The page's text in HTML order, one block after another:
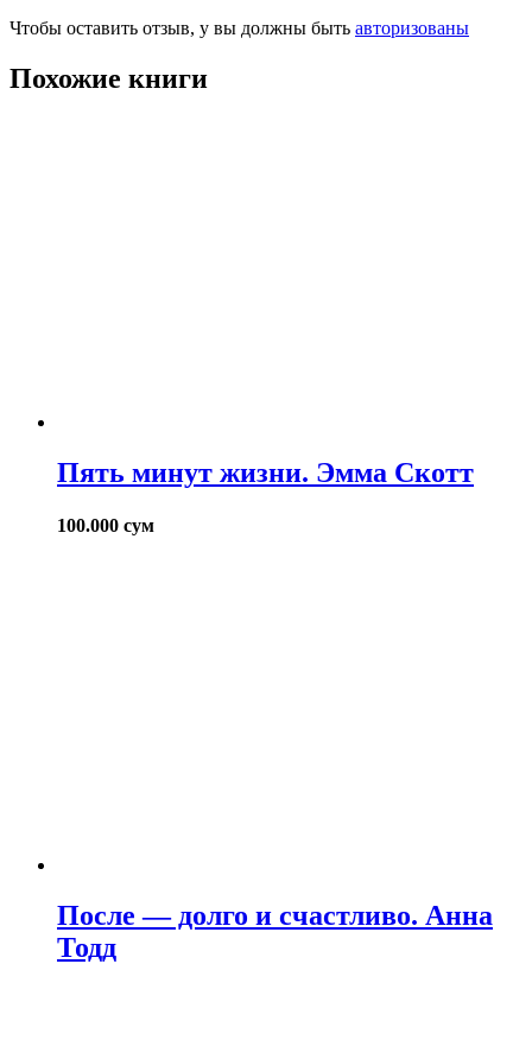
Чтобы оставить отзыв, у вы должны быть авторизованы
Похожие книги
Пять минут жизни. Эмма Скотт
100.000 сум
После — долго и счастливо. Анна
Тодд